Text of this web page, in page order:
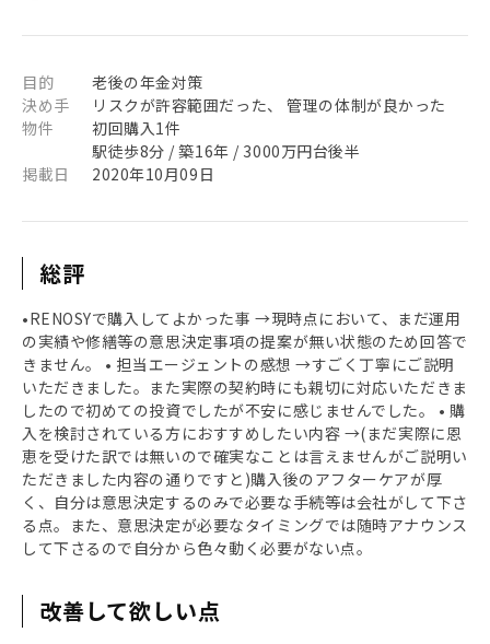
目的
老後の年金対策
決め手
リスクが許容範囲だった、 管理の体制が良かった
物件
初回購入1件
駅徒歩8分 / 築16年 / 3000万円台後半
掲載日
2020年10月09日
総評
•RENOSYで購入してよかった事 →現時点において、まだ運用
の実績や修繕等の意思決定事項の提案が無い状態のため回答で
きません。 • 担当エージェントの感想 →すごく丁寧にご説明
いただきました。また実際の契約時にも親切に対応いただきま
したので初めての投資でしたが不安に感じませんでした。 • 購
入を検討されている方におすすめしたい内容 →(まだ実際に恩
恵を受けた訳では無いので確実なことは言えませんがご説明い
ただきました内容の通りですと)購入後のアフターケアが厚
く、自分は意思決定するのみで必要な手続等は会社がして下さ
る点。また、意思決定が必要なタイミングでは随時アナウンス
して下さるので自分から色々動く必要がない点。
改善して欲しい点